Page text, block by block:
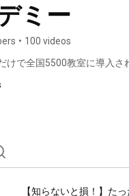
ミー
• 100 videos
けで全国5500教室に導入さ
入れます！